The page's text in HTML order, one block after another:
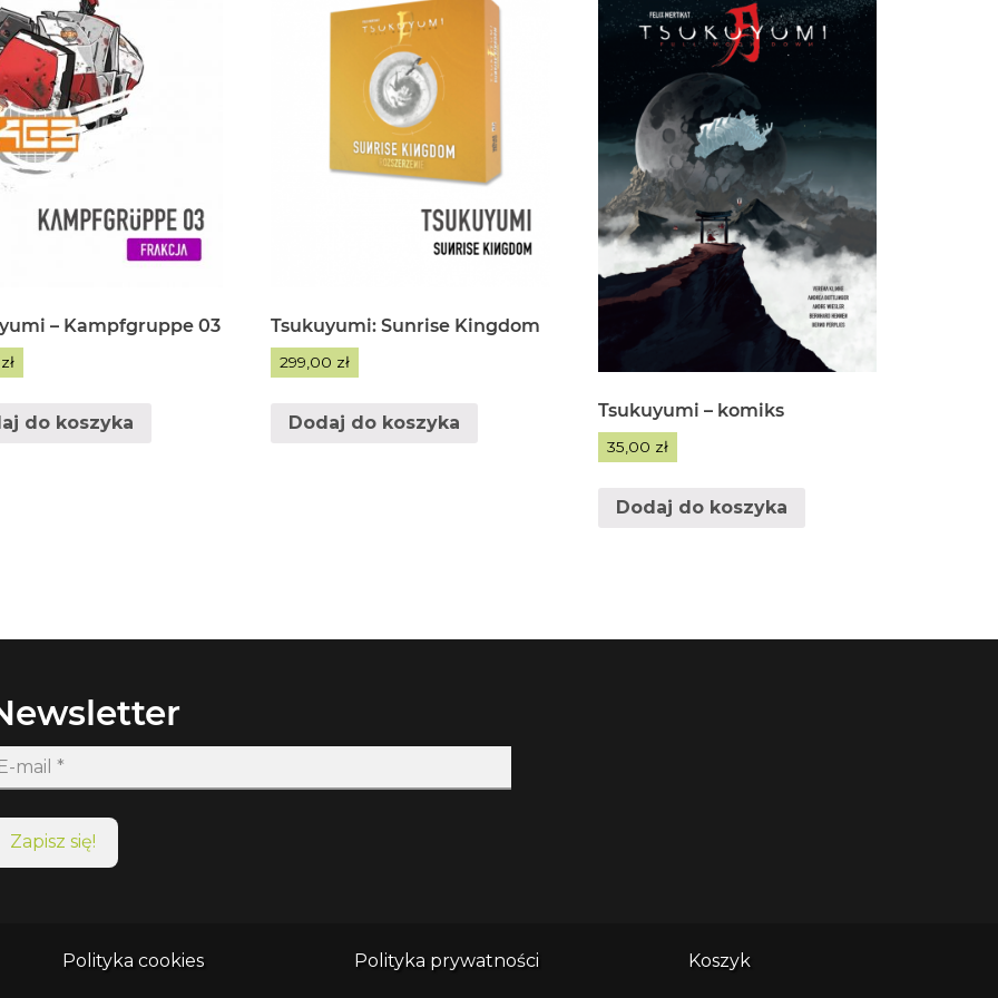
– Kampfgruppe 03
zł
do koszyka
Tsukuyumi: Sunrise Kingdom
299,00 zł
Dodaj do koszyka
Tsukuyumi – komiks
35,00 zł
Dodaj do koszyka
Polityka cookies Polityka prywatności Koszyk